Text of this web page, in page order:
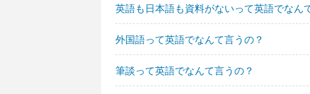
英語も日本語も資料がないって英語でなん
外国語って英語でなんて言うの？
筆談って英語でなんて言うの？